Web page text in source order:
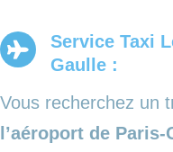
Service Taxi
Gaulle :
Vous recherchez un
l’aéroport de